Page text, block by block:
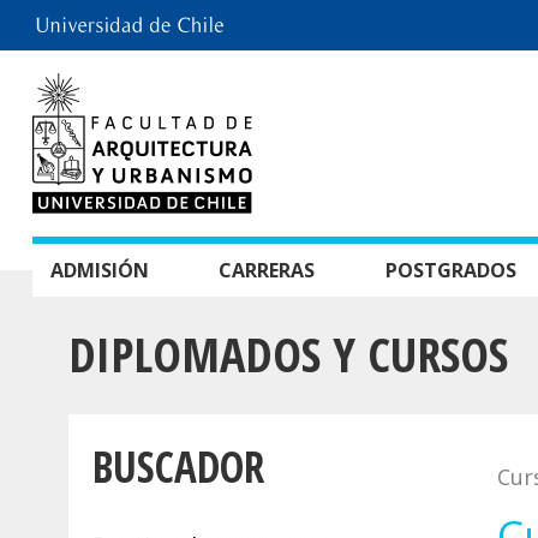
ADMISIÓN CARRERAS POSTGRADOS
DIPLOMADOS Y CURSOS
BUSCADOR